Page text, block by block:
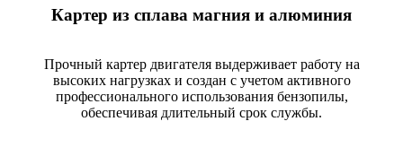
Картер из сплава магния и алюминия
Прочный картер двигателя выдерживает работу на
высоких нагрузках и создан с учетом активного
профессионального использования бензопилы,
обеспечивая длительный срок службы.